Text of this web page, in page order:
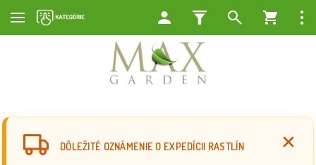
DÔLEŽITÉ OZNÁMENIE O EXPEDÍCII RASTLÍN